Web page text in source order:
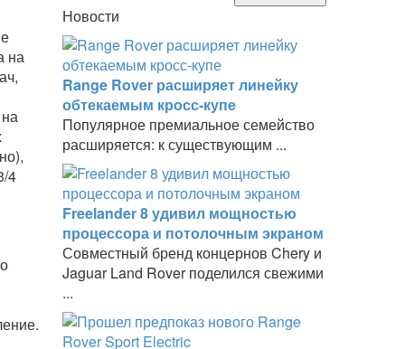
на
4
Новости
Range Rover расширяет линейку
обтекаемым кросс-купе
Популярное премиальное семейство
расширяется: к существующим ...
Freelander 8 удивил мощностью
процессора и потолочным экраном
Совместный бренд концернов Chery и
Jaguar Land Rover поделился свежими
...